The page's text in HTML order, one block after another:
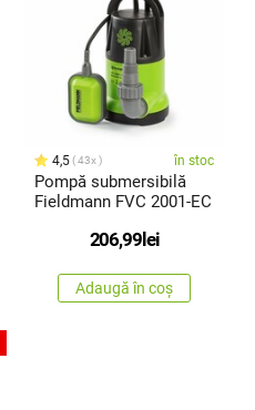
4,5 43x în stoc
Pompă submersibilă
Fieldmann FVC 2001-EC
206,99 lei
Adaugă în coș